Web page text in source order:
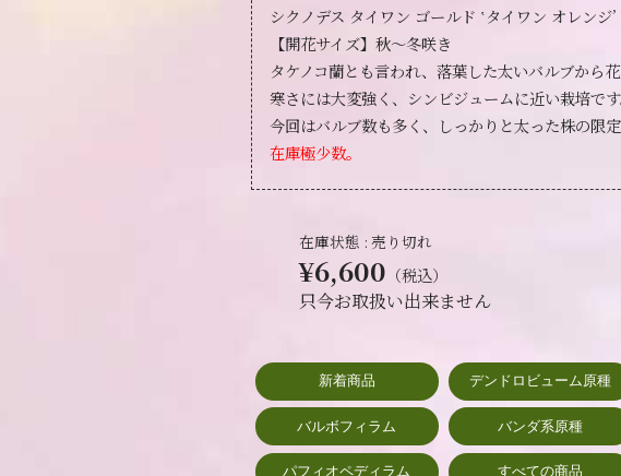
シクノデス タイワン ゴールド ‛タイワン オレンジ’
【開花サイズ】秋～冬咲き
タケノコ蘭とも言われ、落葉した太いバルブから花
寒さには大変強く、シンビジュームに近い栽培です
今回はバルブ数も多く、しっかりと太った株の限
在庫極少数。
在庫状態 : 売り切れ
¥6,600 （税込）
只今お取扱い出来ません
新着商品 デンドロビューム原種
バルボフィラム バンダ系原種
パフィオペディラム すべての商品